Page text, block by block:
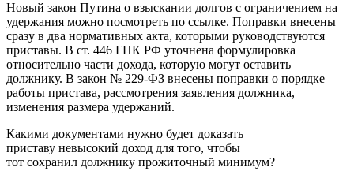
Новый закон Путина о взыскании долгов с ограничением на
удержания можно посмотреть по ссылке. Поправки внесены
сразу в два нормативных акта, которыми руководствуются
приставы. В ст. 446 ГПК РФ уточнена формулировка
относительно части дохода, которую могут оставить
должнику. В закон № 229-ФЗ внесены поправки о порядке
работы пристава, рассмотрения заявления должника,
изменения размера удержаний.
Какими документами нужно будет доказать
приставу невысокий доход для того, чтобы
тот сохранил должнику прожиточный минимум?